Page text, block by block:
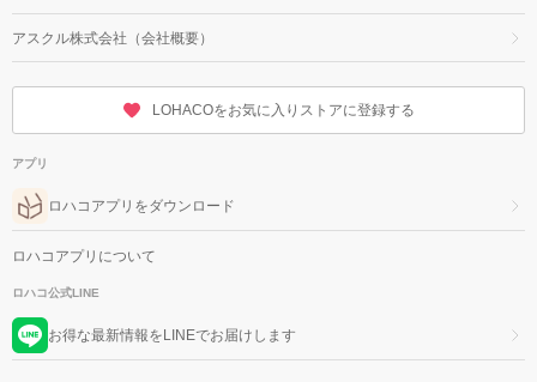
アスクル株式会社（会社概要）
LOHACOをお気に入りストアに登録する
アプリ
ロハコアプリをダウンロード
ロハコアプリについて
ロハコ公式LINE
お得な最新情報をLINEでお届けします